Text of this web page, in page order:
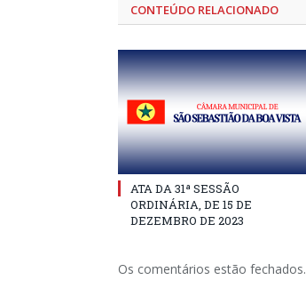
CONTEÚDO RELACIONADO
ATA DA 31ª SESSÃO
ORDINÁRIA, DE 15 DE
DEZEMBRO DE 2023
Os comentários estão fechados.